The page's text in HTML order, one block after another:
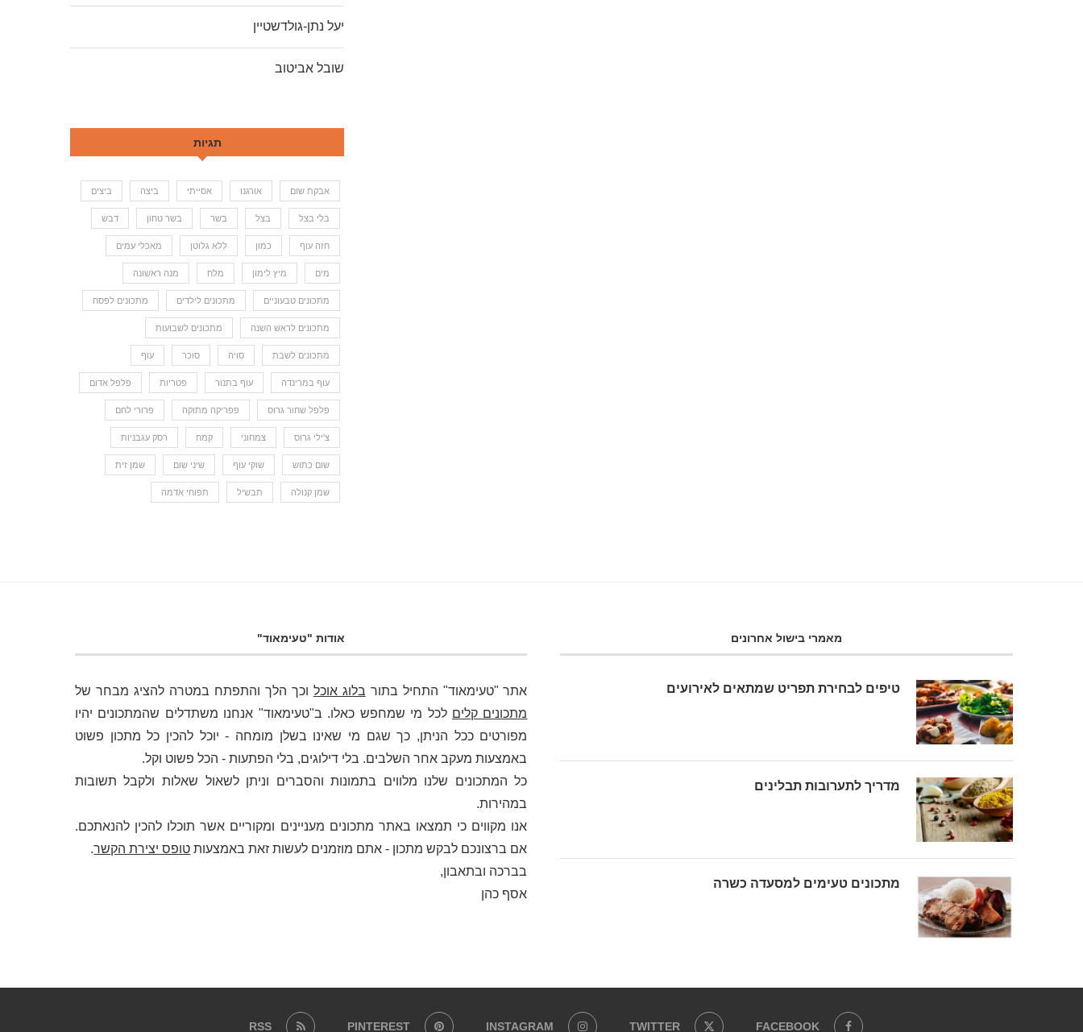
יעל נתן-גולדשטיין
שובל אביטוב
תגיות
אבקת שום אורגנו אסייתי ביצה ביצים
בלי בצל בצל בשר בשר טחון דבש
חזה עוף כמון ללא גלוטן מאכלי עמים
מים מיץ לימון מלח מנה ראשונה
מתכונים טבעוניים מתכונים לילדים מתכונים לפסח
מתכונים לראש השנה מתכונים לשבועות
מתכונים לשבת סויה סוכר עוף
עוף במרינדה עוף בתנור פטריות פלפל אדום
פלפל שחור גרוס פפריקה מתוקה פרורי לחם
צ'ילי גרוס צמחוני קמח רסק עגבניות
שום כתוש שוקי עוף שיני שום שמן זית
שמן קנולה תבשיל תפוחי אדמה
מאמרי בישול אחרונים
טיפים לבחירת תפריט שמתאים לאירועים
מדריך לתערובות תבלינים
מתכונים טעימים למסעדה כשרה
אודות "טעימאוד"
אתר "טעימאוד" התחיל בתור בלוג אוכל וכך הלך והתפתח במטרה להציג מבחר של
מתכונים קלים לכל מי שמחפש כאלו. ב"טעימאוד" אנחנו משתדלים שהמתכונים יהיו
מפורטים ככל הניתן, כך שגם מי שאינו בשלן מומחה - יוכל להכין כל מתכון פשוט
באמצעות מעקב אחר השלבים. בלי דילוגים, בלי הפתעות - הכל פשוט וקל.
כל המתכונים שלנו מלווים בתמונות והסברים וניתן לשאול שאלות ולקבל תשובות
במהירות.
אנו מקווים כי תמצאו באתר מתכונים מעניינים ומקוריים אשר תוכלו להכין להנאתכם.
אם ברצונכם לבקש מתכון - אתם מוזמנים לעשות זאת באמצעות טופס יצירת הקשר.
בברכה ובתאבון,
אסף כהן
FACEBOOK
TWITTER
INSTAGRAM
PINTEREST
RSS